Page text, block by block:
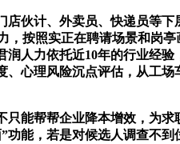
计、外卖员、快递员等下
按照实正在聘请场景和岗
人力依托近10年的行业经
心理风险沉点评估，从工
帮帮企业降本增效，为
能，若是对候选人调查不